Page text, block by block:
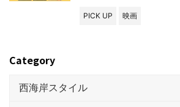
PICK UP 映画
Category
西海岸スタイル